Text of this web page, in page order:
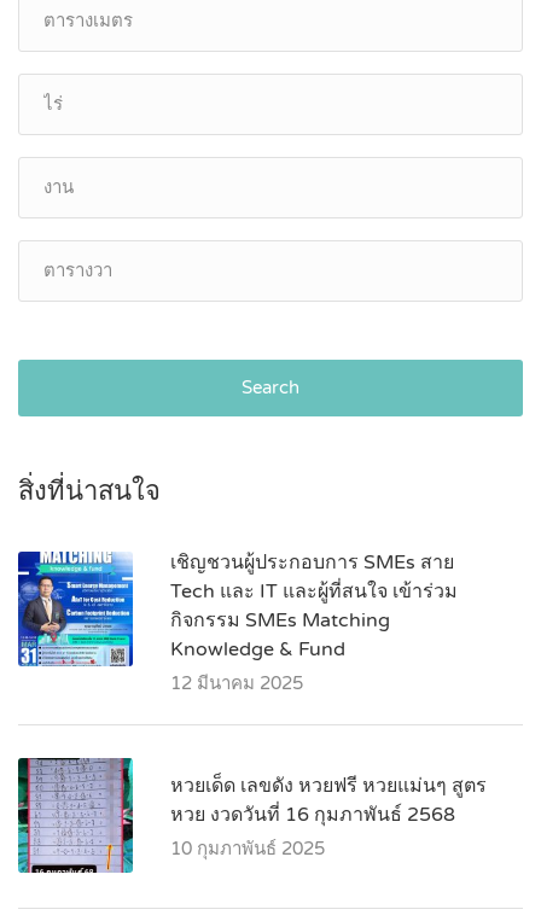
Search
สิ่งที่น่าสนใจ
เชิญชวนผู้ประกอบการ SMEs สาย
Tech และ IT และผู้ที่สนใจ เข้าร่วม
กิจกรรม SMEs Matching
Knowledge & Fund
12 มีนาคม 2025
หวยเด็ด เลขดัง หวยฟรี หวยแม่นๆ สูตร
หวย งวดวันที่ 16 กุมภาพันธ์ 2568
10 กุมภาพันธ์ 2025